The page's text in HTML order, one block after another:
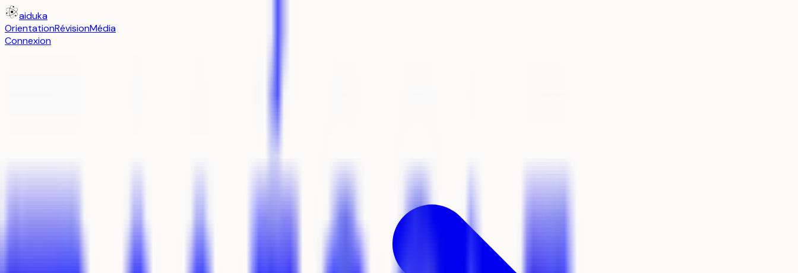
aiduka
OrientationRévisionMédia
Connexion